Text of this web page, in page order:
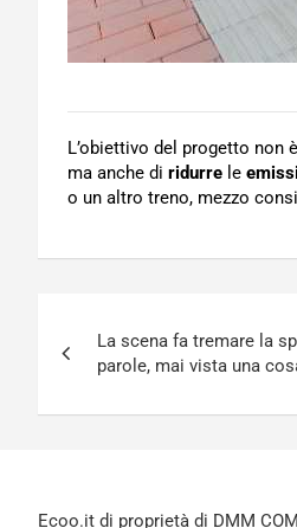
L’obiettivo del progetto
ma anche di ridurre le
o un altro treno, mezzo
articoli
La scena fa tremare la
parole, mai vista una
Ecoo.it di proprietà di DMM